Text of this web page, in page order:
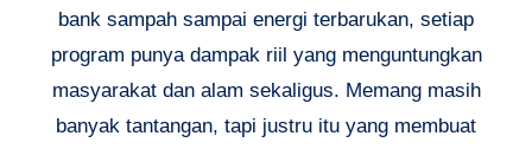
bank sampah sampai energi terbarukan, setiap
program punya dampak riil yang menguntungkan
masyarakat dan alam sekaligus. Memang masih
banyak tantangan, tapi justru itu yang membuat